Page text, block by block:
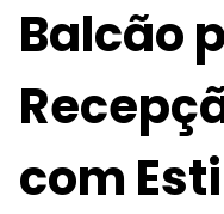
Balcão
com